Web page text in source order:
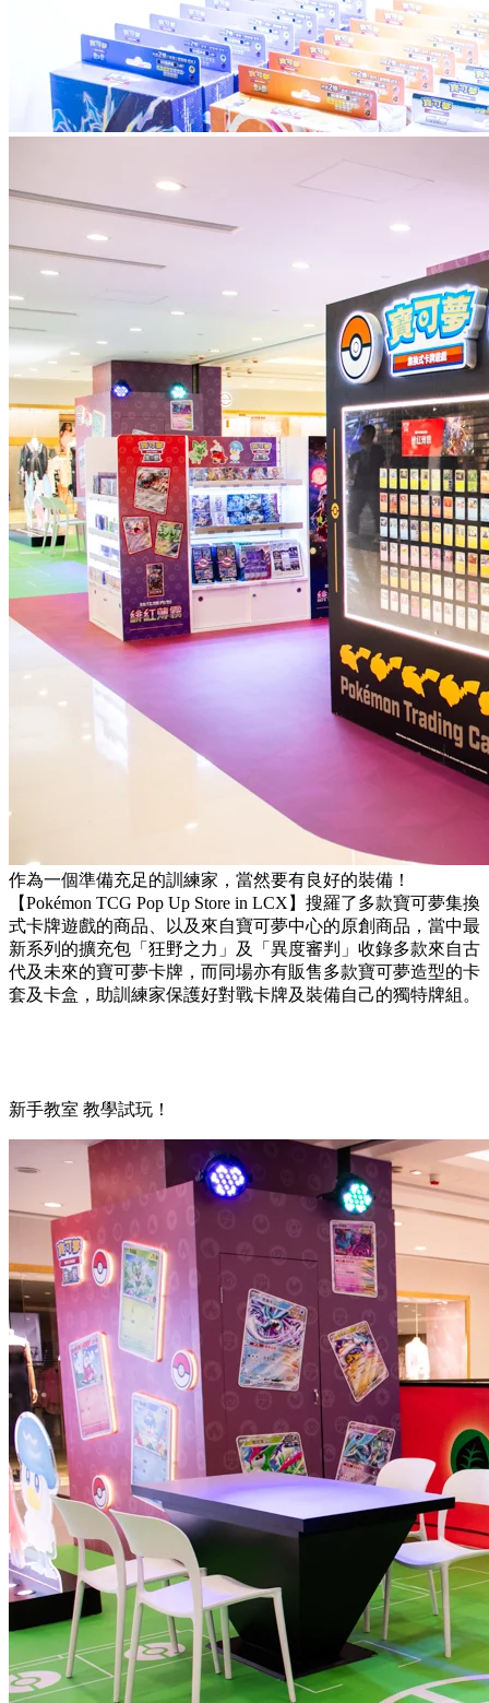
作為一個準備充足的訓練家，當然要有良好的裝備！
【Pokémon TCG Pop Up Store in LCX】搜羅了多款寶可夢集換
式卡牌遊戲的商品、以及來自寶可夢中心的原創商品，當中最
新系列的擴充包「狂野之力」及「異度審判」收錄多款來自古
代及未來的寶可夢卡牌，而同場亦有販售多款寶可夢造型的卡
套及卡盒，助訓練家保護好對戰卡牌及裝備自己的獨特牌組。
新手教室 教學試玩！